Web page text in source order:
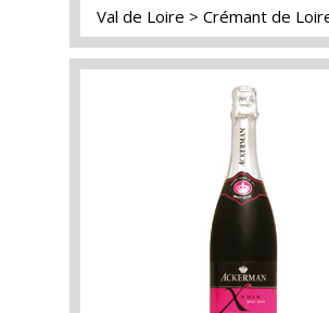
Val de Loire Crémant de